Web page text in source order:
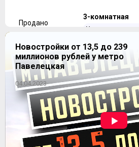
Продано
3-комнатная
Уточнить наличие
59,3-69,4 м 2 Продано
ЖК "Лидер парк"
Новостройки от 13,5 до 239
миллионов рублей у метро
Павелецкая
04.04.2023